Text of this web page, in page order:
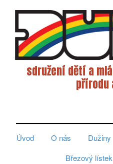
sdružení dětí a
přírodu
Úvod
O nás Dužiny
Březový lístek